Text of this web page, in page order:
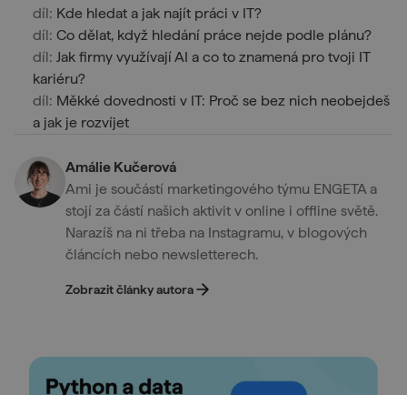
díl: Kde hledat a jak najít práci v IT?
díl: Co dělat, když hledání práce nejde podle plánu?
díl: Jak firmy využívají AI a co to znamená pro tvoji IT
kariéru?
díl: Měkké dovednosti v IT: Proč se bez nich neobejdeš
a jak je rozvíjet
Amálie Kučerová
Ami je součástí marketingového týmu ENGETA a
stojí za částí našich aktivit v online i offline světě.
Narazíš na ni třeba na Instagramu, v blogových
článcích nebo newsletterech.
Zobrazit články autora